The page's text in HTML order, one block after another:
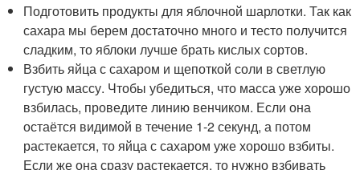
Подготовить продукты для яблочной шарлотки. Так как
сахара мы берем достаточно много и тесто получится
сладким, то яблоки лучше брать кислых сортов.
Взбить яйца с сахаром и щепоткой соли в светлую
густую массу. Чтобы убедиться, что масса уже хорошо
взбилась, проведите линию венчиком. Если она
остаётся видимой в течение 1-2 секунд, а потом
растекается, то яйца с сахаром уже хорошо взбиты.
Если же она сразу растекается, то нужно взбивать